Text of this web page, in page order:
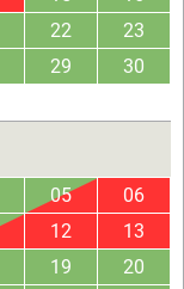
22
23
29
30
05
06
12
13
19
20